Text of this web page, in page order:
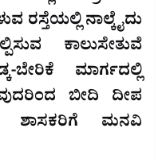
ರಸ್ತೆಯಲ್ಲಿ ನಾಲ್ಕೈದು
ಕಾಲುಸೇತುವೆ
ಬೇರಿಕೆ ಮಾರ್ಗದಲ್ಲಿ
ಬೀದಿ ದೀಪ
ಶಾಸಕರಿಗೆ ಮನವಿ